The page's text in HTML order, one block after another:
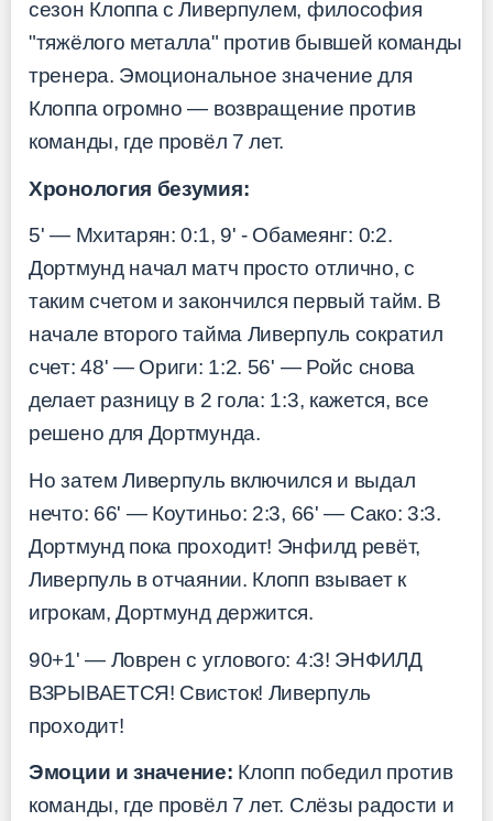
сезон Клоппа с Ливерпулем, философия
"тяжёлого металла" против бывшей команды
тренера. Эмоциональное значение для
Клоппа огромно — возвращение против
команды, где провёл 7 лет.
Хронология безумия:
5' — Мхитарян: 0:1, 9' - Обамеянг: 0:2.
Дортмунд начал матч просто отлично, с
таким счетом и закончился первый тайм. В
начале второго тайма Ливерпуль сократил
счет: 48' — Ориги: 1:2. 56' — Ройс снова
делает разницу в 2 гола: 1:3, кажется, все
решено для Дортмунда.
Но затем Ливерпуль включился и выдал
нечто: 66' — Коутиньо: 2:3, 66' — Сако: 3:3.
Дортмунд пока проходит! Энфилд ревёт,
Ливерпуль в отчаянии. Клопп взывает к
игрокам, Дортмунд держится.
90+1' — Ловрен с углового: 4:3! ЭНФИЛД
ВЗРЫВАЕТСЯ! Свисток! Ливерпуль
проходит!
Эмоции и значение: Клопп победил против
команды, где провёл 7 лет. Слёзы радости и